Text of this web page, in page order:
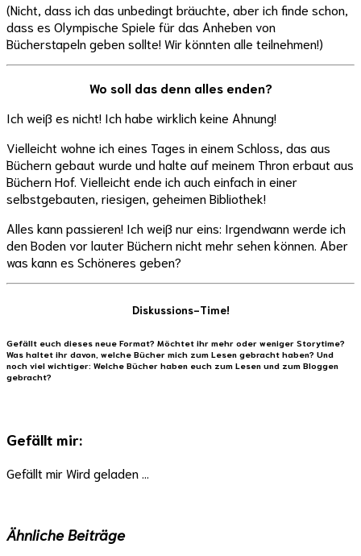
(Nicht, dass ich das unbedingt bräuchte, aber ich finde schon,
dass es Olympische Spiele für das Anheben von
Bücherstapeln geben sollte! Wir könnten alle teilnehmen!)
Wo soll das denn alles enden?
Ich weiß es nicht! Ich habe wirklich keine Ahnung!
Vielleicht wohne ich eines Tages in einem Schloss, das aus
Büchern gebaut wurde und halte auf meinem Thron erbaut aus
Büchern Hof. Vielleicht ende ich auch einfach in einer
selbstgebauten, riesigen, geheimen Bibliothek!
Alles kann passieren! Ich weiß nur eins: Irgendwann werde ich
den Boden vor lauter Büchern nicht mehr sehen können. Aber
was kann es Schöneres geben?
Diskussions-Time!
Gefällt euch dieses neue Format? Möchtet ihr mehr oder weniger Storytime?
Was haltet ihr davon, welche Bücher mich zum Lesen gebracht haben? Und
noch viel wichtiger: Welche Bücher haben euch zum Lesen und zum Bloggen
gebracht?
Gefällt mir:
Gefällt mirWird geladen …
Ähnliche Beiträge